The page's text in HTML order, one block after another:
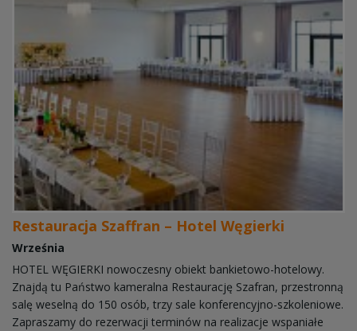
Restauracja Szaffran – Hotel Węgierki
Września
HOTEL WĘGIERKI nowoczesny obiekt bankietowo-hotelowy.
Znajdą tu Państwo kameralna Restaurację Szafran, przestronną
salę weselną do 150 osób, trzy sale konferencyjno-szkoleniowe.
Zapraszamy do rezerwacji terminów na realizacje wspaniałe